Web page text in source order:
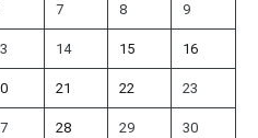
7 8 9
14 15 16
21 22 23
28 29 30